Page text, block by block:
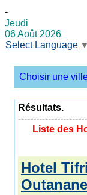
-
Jeudi
06 Août 2026
Select Language ▼
Choisir une
Résultats.
Liste des
Hotel